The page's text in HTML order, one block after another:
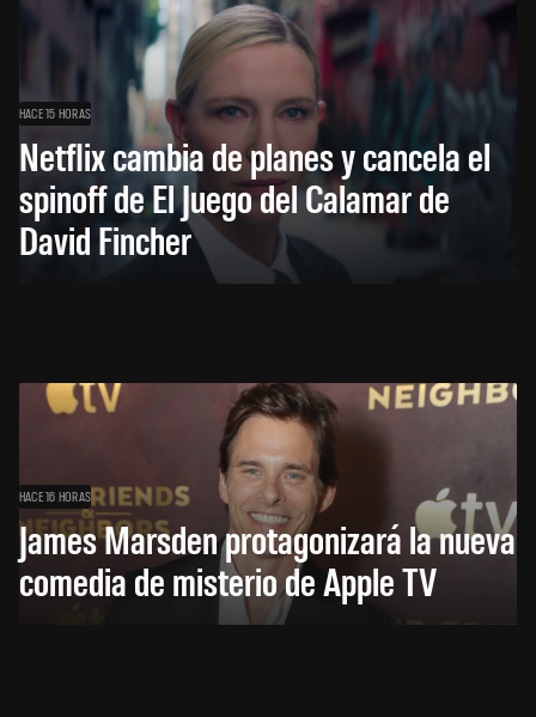
HACE 15 HORAS
Netflix cambia de planes y cancela el
spinoff de El Juego del Calamar de
David Fincher
HACE 16 HORAS
James Marsden protagonizará la nueva
comedia de misterio de Apple TV